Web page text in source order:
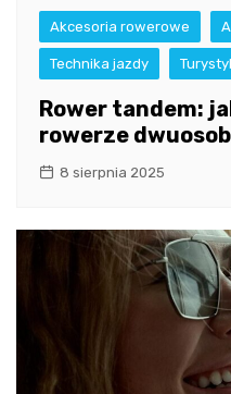
Akcesoria rowerowe
Technika jazdy
Rower tandem:
rowerze
8 sierpnia 2025